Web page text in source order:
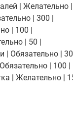
| Желательно |
| 300 |
| 100 |
| 50 |
Обязательно | 30 |
| 100 |
| Желательно |